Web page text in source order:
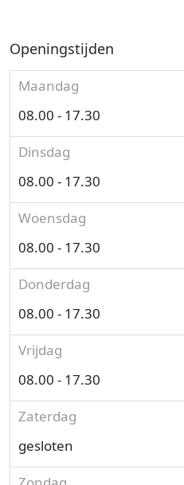
Openingstijden
Maandag
08.00 - 17.30
Dinsdag
08.00 - 17.30
Woensdag
08.00 - 17.30
Donderdag
08.00 - 17.30
Vrijdag
08.00 - 17.30
Zaterdag
gesloten